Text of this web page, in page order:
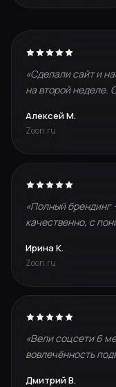
«Сделали сайт и
на второй неделе.
Алексей М.
Zoon.ru
«Полный брендинг
качественно, с
Ирина К.
Zoon.ru
«Вели соцсети 6
вовлечённость
Дмитрий В.